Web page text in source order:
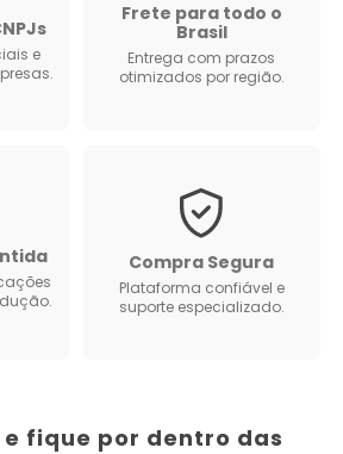
e
Frete para todo o
Brasil
Entrega com prazos
otimizados por região.
Compra Segura
Plataforma confiável e
suporte especializado.
fique por dentro das